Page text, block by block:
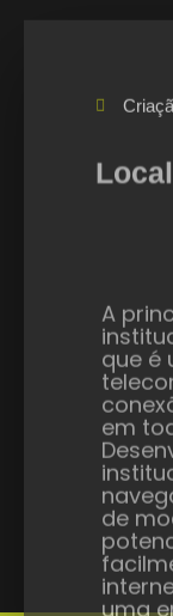
que
uma